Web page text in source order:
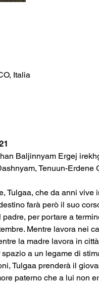
Italia
Baljinnyam Ergej
Tenuun-Erdene
Tulgaa, che da anni
farà però il suo
per portare a
Mentre lavora nei
la madre lavora in
a un legame di
Tulgaa prenderà il
paterno che a lui non